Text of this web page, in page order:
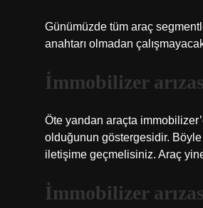
Günümüzde tüm araç
anahtarı olmadan
İmmobilizer
Öte yandan araçta
olduğunun göstergesidir.
iletişime geçmelisiniz. Araç
İmmobilizer